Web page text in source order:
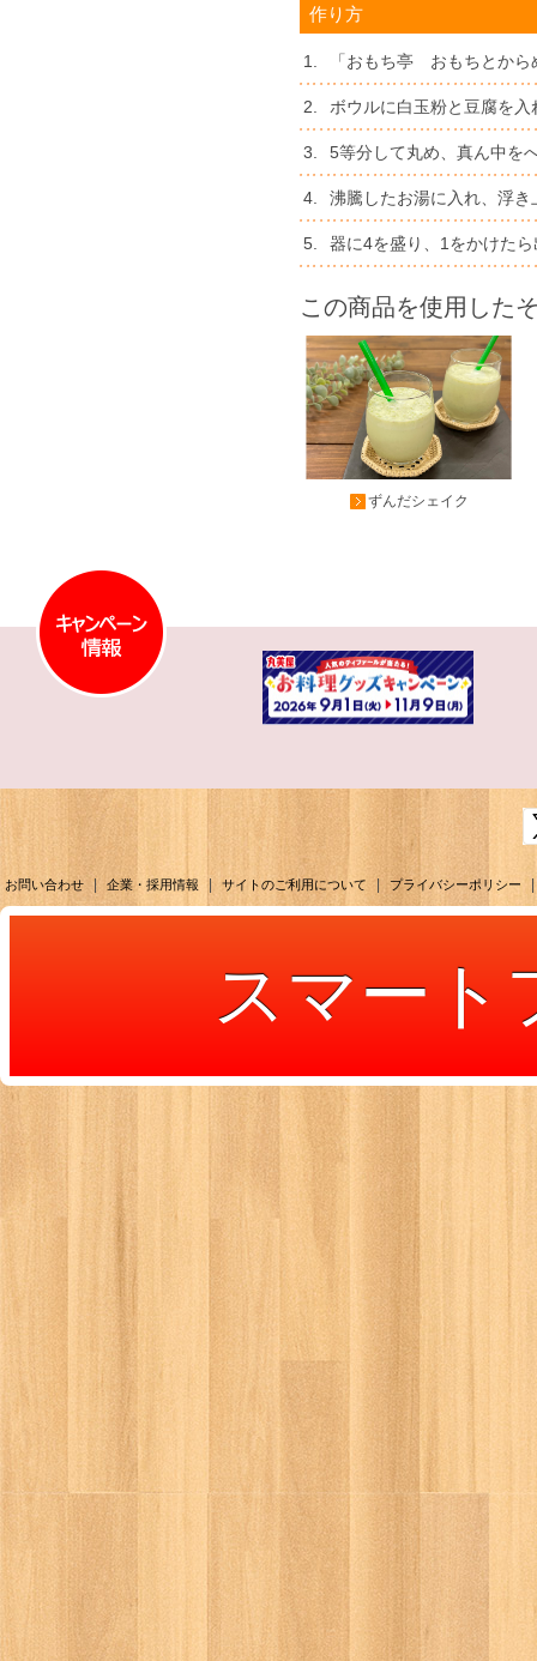
作り方
1. 「おもち亭 おもちとから
2. ボウルに白玉粉と豆腐を
3. 5等分して丸め、真ん中を
4. 沸騰したお湯に入れ、浮
5. 器に4を盛り、1をかけた
この商品を使用した
ずんだシェイク
お問い合わせ | 企業・採用情報 サイトのご利用について プライバシーポリシー
スマート